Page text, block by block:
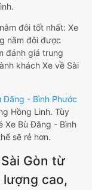
đôi tốt nhất: Xe
nằm đôi được
đánh giá trung
khách Xe về Sài
Đăng - Bình Phước
Hồng Linh. Tùy
Xe Bù Đăng - Bình
sẽ rẻ hơn.
Gòn từ
cao,